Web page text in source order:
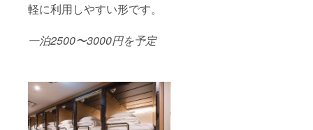
軽に利用しやすい形です。
一泊2500〜3000円を予定